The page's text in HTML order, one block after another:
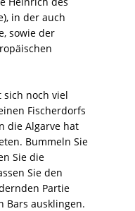
in der auch
sowie der
sich noch viel
Fischerdorfs
die Algarve hat
Bummeln Sie
Sie die
Sie den
Partie
Bars ausklingen.